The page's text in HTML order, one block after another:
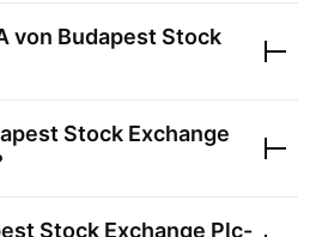
von Budapest Stock
Stock Exchange
Stock Exchange Plc-